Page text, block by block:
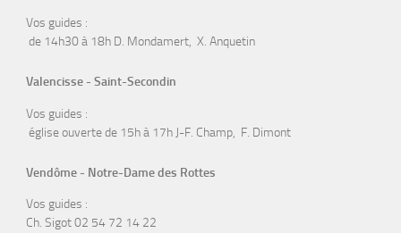
Vos guides :
de 14h30 à 18h D. Mondamert, X. Anquetin
Valencisse - Saint-Secondin
Vos guides :
église ouverte de 15h à 17h J-F. Champ, F. Dimont
Vendôme - Notre-Dame des Rottes
Vos guides :
Ch. Sigot 02 54 72 14 22